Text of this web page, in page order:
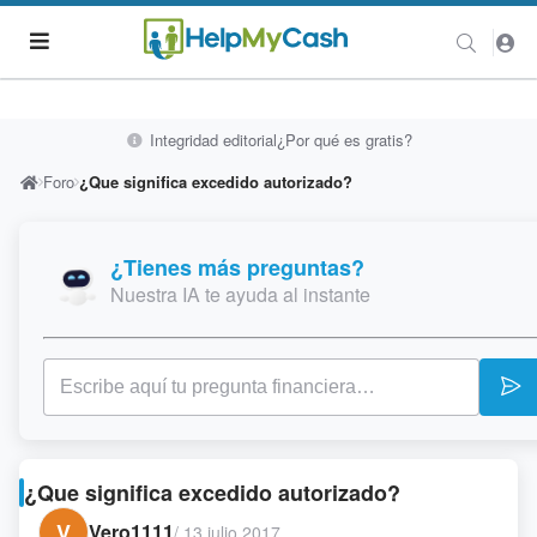
Integridad editorial¿Por qué es gratis?
Foro ¿Que significa excedido autorizado?
¿Tienes más preguntas?
Nuestra IA te ayuda al instante
¿Que significa excedido autorizado?
/ 13 julio 2017